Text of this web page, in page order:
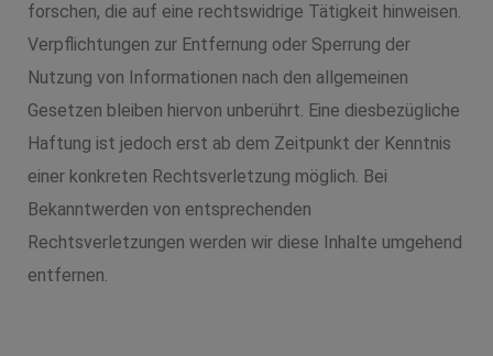
forschen, die auf eine rechtswidrige Tätigkeit hinweisen.
Verpflichtungen zur Entfernung oder Sperrung der
Nutzung von Informationen nach den allgemeinen
Gesetzen bleiben hiervon unberührt. Eine diesbezügliche
Haftung ist jedoch erst ab dem Zeitpunkt der Kenntnis
einer konkreten Rechtsverletzung möglich. Bei
Bekanntwerden von entsprechenden
Rechtsverletzungen werden wir diese Inhalte umgehend
entfernen.